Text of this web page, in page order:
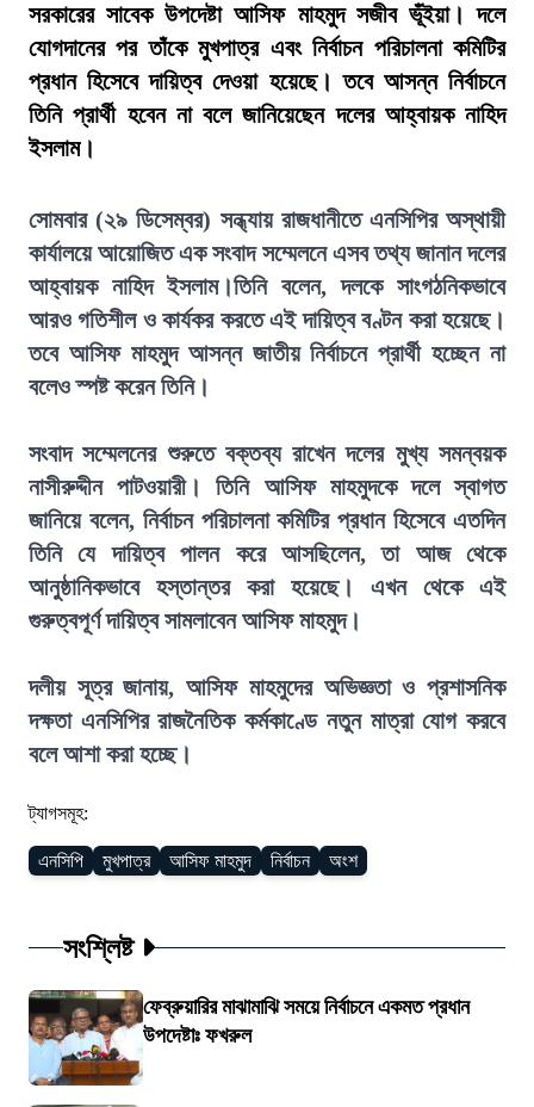
সরকারের সাবেক উপদেষ্টা আসিফ মাহমুদ সজীব ভূঁইয়া। দলে
যোগদানের পর তাঁকে মুখপাত্র এবং নির্বাচন পরিচালনা কমিটির
প্রধান হিসেবে দায়িত্ব দেওয়া হয়েছে। তবে আসন্ন নির্বাচনে
তিনি প্রার্থী হবেন না বলে জানিয়েছেন দলের আহ্বায়ক নাহিদ
ইসলাম।
সোমবার (২৯ ডিসেম্বর) সন্ধ্যায় রাজধানীতে এনসিপির অস্থায়ী
কার্যালয়ে আয়োজিত এক সংবাদ সম্মেলনে এসব তথ্য জানান দলের
আহ্বায়ক নাহিদ ইসলাম।তিনি বলেন, দলকে সাংগঠনিকভাবে
আরও গতিশীল ও কার্যকর করতে এই দায়িত্ব বণ্টন করা হয়েছে।
তবে আসিফ মাহমুদ আসন্ন জাতীয় নির্বাচনে প্রার্থী হচ্ছেন না
বলেও স্পষ্ট করেন তিনি।
সংবাদ সম্মেলনের শুরুতে বক্তব্য রাখেন দলের মুখ্য সমন্বয়ক
নাসীরুদ্দীন পাটওয়ারী। তিনি আসিফ মাহমুদকে দলে স্বাগত
জানিয়ে বলেন, নির্বাচন পরিচালনা কমিটির প্রধান হিসেবে এতদিন
তিনি যে দায়িত্ব পালন করে আসছিলেন, তা আজ থেকে
আনুষ্ঠানিকভাবে হস্তান্তর করা হয়েছে। এখন থেকে এই
গুরুত্বপূর্ণ দায়িত্ব সামলাবেন আসিফ মাহমুদ।
দলীয় সূত্র জানায়, আসিফ মাহমুদের অভিজ্ঞতা ও প্রশাসনিক
দক্ষতা এনসিপির রাজনৈতিক কর্মকাণ্ডে নতুন মাত্রা যোগ করবে
বলে আশা করা হচ্ছে।
ট্যাগসমূহ:
এনসিপি মুখপাত্র আসিফ মাহমুদ নির্বাচন অংশ
সংশ্লিষ্ট
ফেব্রুয়ারির মাঝামাঝি সময়ে নির্বাচনে একমত প্রধান
উপদেষ্টাঃ ফখরুল